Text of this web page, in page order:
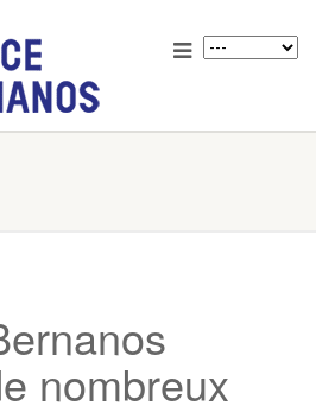
nombreux